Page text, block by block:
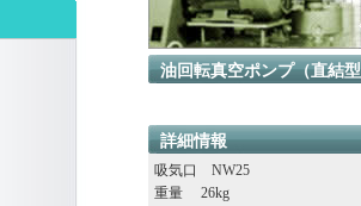
油回転真空ポンプ（直結
詳細情報
吸気口 NW25
重量 26kg